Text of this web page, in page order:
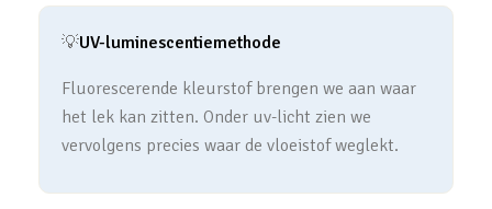
💡UV-luminescentiemethode
Fluorescerende kleurstof brengen we aan waar
het lek kan zitten. Onder uv-licht zien we
vervolgens precies waar de vloeistof weglekt.